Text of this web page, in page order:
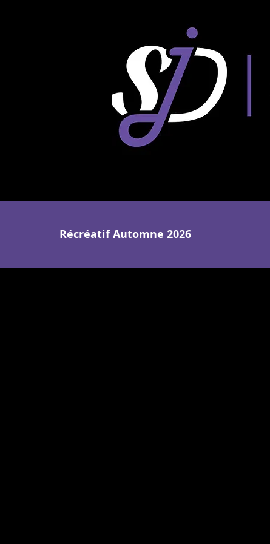
Récréatif Automne 2026